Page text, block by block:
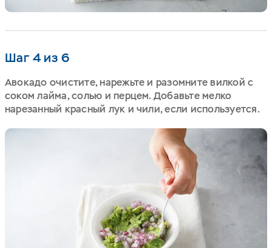
Шаг 4 из 6
Авокадо очистите, нарежьте и разомните вилкой с
соком лайма, солью и перцем. Добавьте мелко
нарезанный красный лук и чили, если используется.